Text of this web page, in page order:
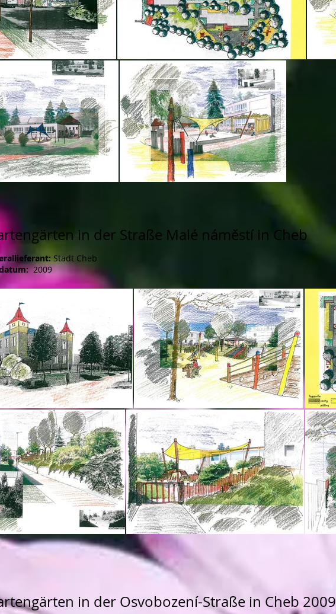
in der Straße Malé náměstí in Cheb
Stadt Cheb
2009
in der Osvobození-Straße in Cheb 2009